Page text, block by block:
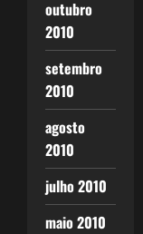
outubro
2010
setembro
2010
agosto
2010
julho 2010
maio 2010